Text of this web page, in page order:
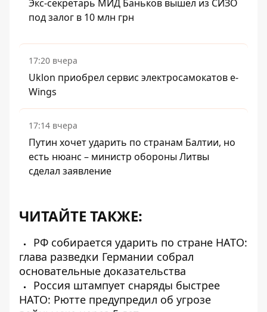
Экс-секретарь МИД Баньков вышел из СИЗО
под залог в 10 млн грн
17:20 вчера
Uklon приобрел сервис электросамокатов e-
Wings
17:14 вчера
Путин хочет ударить по странам Балтии, но
есть нюанс – министр обороны Литвы
сделал заявление
ЧИТАЙТЕ ТАКЖЕ:
РФ собирается ударить по стране НАТО:
глава разведки Германии собрал
основательные доказательства
Россия штампует снаряды быстрее
НАТО: Рютте предупредил об угрозе